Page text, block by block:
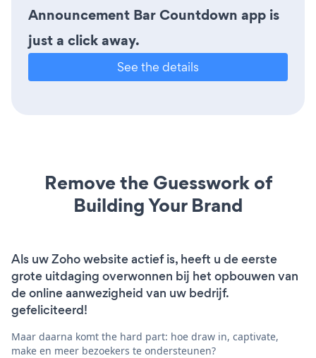
Announcement Bar Countdown app is
just a click away.
See the details
Remove the Guesswork of
Building Your Brand
Als uw Zoho website actief is, heeft u de eerste
grote uitdaging overwonnen bij het opbouwen van
de online aanwezigheid van uw bedrijf.
gefeliciteerd!
Maar daarna komt the hard part: hoe draw in, captivate,
make en meer bezoekers te ondersteunen?